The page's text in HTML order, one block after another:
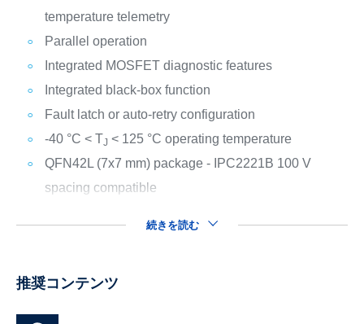
temperature telemetry
Parallel operation
Integrated MOSFET diagnostic features
Integrated black-box function
Fault latch or auto-retry configuration
-40 °C < TJ < 125 °C operating temperature
QFN42L (7x7 mm) package - IPC2221B 100 V
spacing compatible
続きを読む
推奨コンテンツ